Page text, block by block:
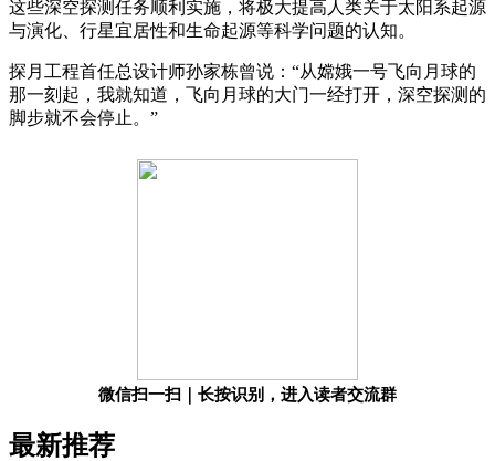
这些深空探测任务顺利实施，将极大提高人类关于太阳系起源
与演化、行星宜居性和生命起源等科学问题的认知。
探月工程首任总设计师孙家栋曾说：“从嫦娥一号飞向月球的
那一刻起，我就知道，飞向月球的大门一经打开，深空探测的
脚步就不会停止。”
微信扫一扫｜长按识别，进入读者交流群
最新推荐